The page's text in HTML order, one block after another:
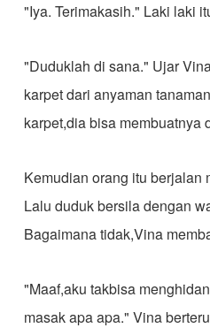
"Iya. Terimakasih." Laki laki
"Duduklah di sana." Ujar
karpet dari anyaman
karpet,dia bisa membuatnya
Kemudian orang itu berjalan
Lalu duduk bersila dengan
Bagaimana tidak,Vina
"Maaf,aku takbisa
masak apa apa." Vina